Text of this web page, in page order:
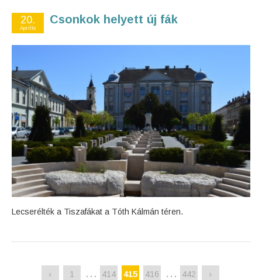
20.
Április
Csonkok helyett új fák
Lecserélték a Tiszafákat a Tóth Kálmán téren.
‹ 1 … 414 415 416 … 442 ›